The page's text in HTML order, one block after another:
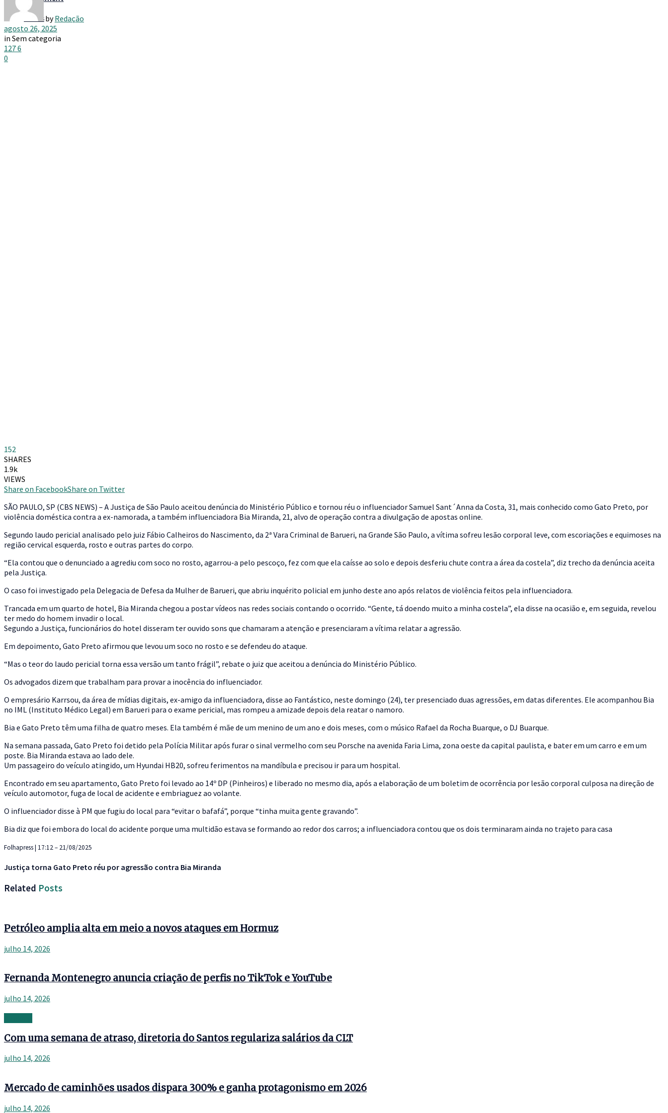
Taxesby Redação
agosto 26, 2025
in Sem categoria
1276
0
152
SHARES
1.9k
VIEWS
Share on FacebookShare on Twitter
SÃO PAULO, SP (CBS NEWS) – A Justiça de São Paulo aceitou denúncia do Ministério Público e tornou réu o influenciador Samuel Sant´Anna da Costa, 31, mais conhecido como Gato Preto, por
violência doméstica contra a ex-namorada, a também influenciadora Bia Miranda, 21, alvo de operação contra a divulgação de apostas online.
Segundo laudo pericial analisado pelo juiz Fábio Calheiros do Nascimento, da 2ª Vara Criminal de Barueri, na Grande São Paulo, a vítima sofreu lesão corporal leve, com escoriações e equimoses na
região cervical esquerda, rosto e outras partes do corpo.
“Ela contou que o denunciado a agrediu com soco no rosto, agarrou-a pelo pescoço, fez com que ela caísse ao solo e depois desferiu chute contra a área da costela”, diz trecho da denúncia aceita
pela Justiça.
O caso foi investigado pela Delegacia de Defesa da Mulher de Barueri, que abriu inquérito policial em junho deste ano após relatos de violência feitos pela influenciadora.
Trancada em um quarto de hotel, Bia Miranda chegou a postar vídeos nas redes sociais contando o ocorrido. “Gente, tá doendo muito a minha costela”, ela disse na ocasião e, em seguida, revelou
ter medo do homem invadir o local.
Segundo a Justiça, funcionários do hotel disseram ter ouvido sons que chamaram a atenção e presenciaram a vítima relatar a agressão.
Em depoimento, Gato Preto afirmou que levou um soco no rosto e se defendeu do ataque.
“Mas o teor do laudo pericial torna essa versão um tanto frágil”, rebate o juiz que aceitou a denúncia do Ministério Público.
Os advogados dizem que trabalham para provar a inocência do influenciador.
O empresário Karrsou, da área de mídias digitais, ex-amigo da influenciadora, disse ao Fantástico, neste domingo (24), ter presenciado duas agressões, em datas diferentes. Ele acompanhou Bia
no IML (Instituto Médico Legal) em Barueri para o exame pericial, mas rompeu a amizade depois dela reatar o namoro.
Bia e Gato Preto têm uma filha de quatro meses. Ela também é mãe de um menino de um ano e dois meses, com o músico Rafael da Rocha Buarque, o DJ Buarque.
Na semana passada, Gato Preto foi detido pela Polícia Militar após furar o sinal vermelho com seu Porsche na avenida Faria Lima, zona oeste da capital paulista, e bater em um carro e em um
poste. Bia Miranda estava ao lado dele.
Um passageiro do veículo atingido, um Hyundai HB20, sofreu ferimentos na mandíbula e precisou ir para um hospital.
Encontrado em seu apartamento, Gato Preto foi levado ao 14º DP (Pinheiros) e liberado no mesmo dia, após a elaboração de um boletim de ocorrência por lesão corporal culposa na direção de
veículo automotor, fuga de local de acidente e embriaguez ao volante.
O influenciador disse à PM que fugiu do local para “evitar o bafafá”, porque “tinha muita gente gravando”.
Bia diz que foi embora do local do acidente porque uma multidão estava se formando ao redor dos carros; a influenciadora contou que os dois terminaram ainda no trajeto para casa
Folhapress | 17:12 – 21/08/2025
Justiça torna Gato Preto réu por agressão contra Bia Miranda
Related Posts
Petróleo amplia alta em meio a novos ataques em Hormuz
julho 14, 2026
Fernanda Montenegro anuncia criação de perfis no TikTok e YouTube
julho 14, 2026
Com uma semana de atraso, diretoria do Santos regulariza salários da CLT
julho 14, 2026
Mercado de caminhões usados dispara 300% e ganha protagonismo em 2026
julho 14, 2026